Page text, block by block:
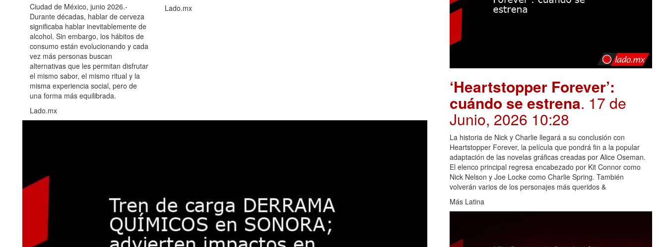
Ciudad de México, junio 2026.-
Durante décadas, hablar de cerveza
significaba hablar inevitablemente de
alcohol. Sin embargo, los hábitos de
consumo están evolucionando y cada
vez más personas buscan
alternativas que les permitan disfrutar
el mismo sabor, el mismo ritual y la
misma experiencia social, pero de
una forma más equilibrada.
Lado.mx
Lado.mx
‘Heartstopper Forever’:
cuándo se estrena. 17 de
Junio, 2026 10:28
La historia de Nick y Charlie llegará a su conclusión con
Heartstopper Forever, la película que pondrá fin a la popular
adaptación de las novelas gráficas creadas por Alice Oseman.
El elenco principal regresa encabezado por Kit Connor como
Nick Nelson y Joe Locke como Charlie Spring. También
volverán varios de los personajes más queridos &
Más Latina